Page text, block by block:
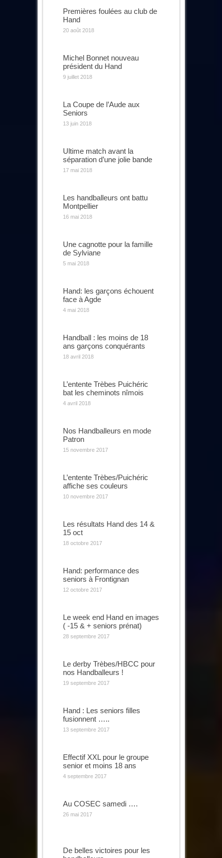
Premières foulées au club de
Hand
20 août 2018
Michel Bonnet nouveau
président du Hand
9 juillet 2018
La Coupe de l’Aude aux
Seniors
13 juin 2018
Ultime match avant la
séparation d’une jolie bande
17 mai 2018
Les handballeurs ont battu
Montpellier
16 mai 2018
Une cagnotte pour la famille
de Sylviane
5 mai 2018
Hand: les garçons échouent
face à Agde
4 mai 2018
Handball : les moins de 18
ans garçons conquérants
18 avril 2018
L’entente Trèbes Puichéric
bat les cheminots nîmois
4 avril 2018
Nos Handballeurs en mode
Patron
15 novembre 2017
L’entente Trèbes/Puichéric
affiche ses couleurs
10 novembre 2017
Les résultats Hand des 14 &
15 oct
18 octobre 2017
Hand: performance des
seniors à Frontignan
12 octobre 2017
Le week end Hand en images
( -15 & + seniors prénat)
28 septembre 2017
Le derby Trèbes/HBCC pour
nos Handballeurs !
19 septembre 2017
Hand : Les seniors filles
fusionnent …..
13 septembre 2017
Effectif XXL pour le groupe
senior et moins 18 ans
4 septembre 2017
Au COSEC samedi ….
26 mai 2017
De belles victoires pour les